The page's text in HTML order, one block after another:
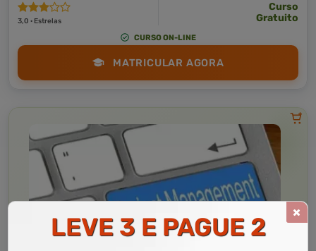
3,0 · Estrelas
Curso
Gratuito
CURSO ON-LINE
MATRICULAR AGORA
LEVE 3 E PAGUE 2